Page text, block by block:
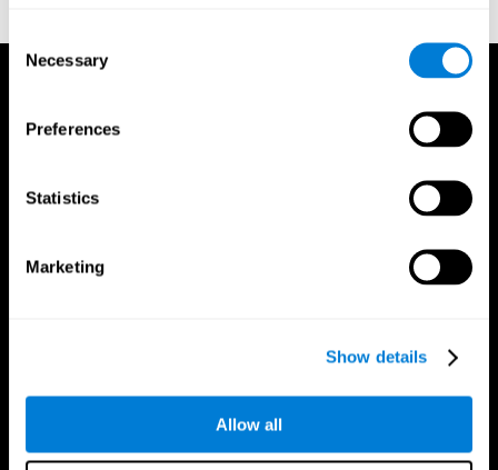
Selection
Necessary
Preferences
Statistics
Marketing
Show details
Allow all